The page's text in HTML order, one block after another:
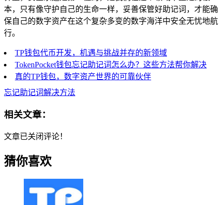
本，只有像守护自己的生命一样，妥善保管好助记词，才能确
保自己的数字资产在这个复杂多变的数字海洋中安全无忧地航
行。
TP钱包代币开发，机遇与挑战并存的新领域
TokenPocket钱包忘记助记词怎么办？这些方法帮你解决
真的TP钱包，数字资产世界的可靠伙伴
忘记助记词解决方法
相关文章：
文章已关闭评论！
猜你喜欢